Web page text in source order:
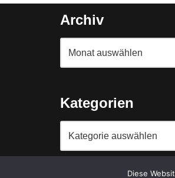
Archiv
Kategorien
Diese